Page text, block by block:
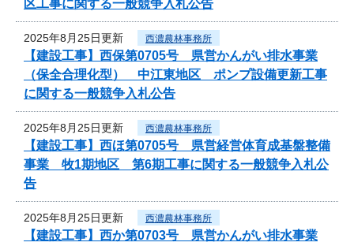
区工事に関する一般競争入札公告
2025年8月25日更新 西濃農林事務所
【建設工事】西保第0705号 県営かんがい排水事業
（保全合理化型） 中江東地区 ポンプ設備更新工事
に関する一般競争入札公告
2025年8月25日更新 西濃農林事務所
【建設工事】西ほ第0705号 県営経営体育成基盤整備
事業 牧1期地区 第6期工事に関する一般競争入札公
告
2025年8月25日更新 西濃農林事務所
【建設工事】西か第0703号 県営かんがい排水事業